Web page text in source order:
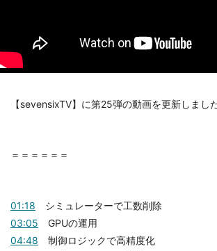
【sevensixTV】に第25弾の動画を更新しました
＝＝＝＝＝＝
01:18 シミュレーターで工数削除
03:05 GPUの運用
04:48 制御ロジックで高精度化